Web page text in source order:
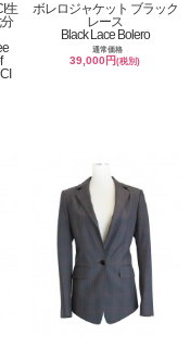
生
ボレロジャケット ブラック
レース
Black Lace Bolero
通常価格
39,000円(税別)